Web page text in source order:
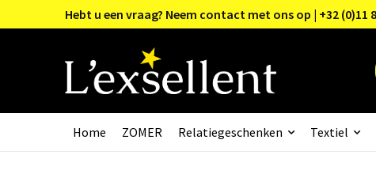
Hebt u een vraag? Neem contact met ons op | +32 (0)11
Home ZOMER Relatiegeschenken Textiel